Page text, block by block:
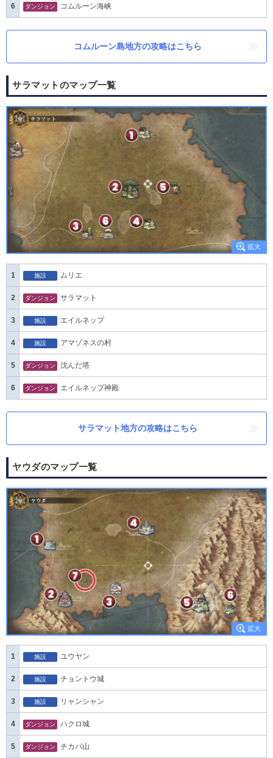
6 ダンジョン コムルーン海峡
コムルーン島地方の攻略はこちら
サラマットのマップ一覧
1 施設 ムリエ
2 ダンジョン サラマット
3 施設 エイルネップ
4 施設 アマゾネスの村
5 ダンジョン 沈んだ塔
6 ダンジョン エイルネップ神殿
サラマット地方の攻略はこちら
ヤウダのマップ一覧
1 施設 ユウヤン
2 施設 チョントウ城
3 施設 リャンシャン
4 ダンジョン ハクロ城
5 ダンジョン チカパ山